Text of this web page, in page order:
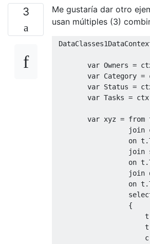
3
Me gustaría dar otro
usan múltiples (3)
var Owners =
var Category =
var Status =
var Tasks = ctx
var xyz = from
join
                  on t
.
join
                  on t
.
join
                  on t
.
{
                      t
                      t
                      c